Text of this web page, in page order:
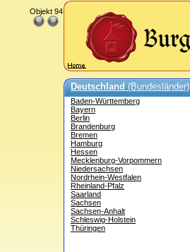
Deutschland(Bundesländer)
Baden-Württemberg
Bayern
Berlin
Brandenburg
Bremen
Hamburg
Hessen
Mecklenburg-Vorpommern
Niedersachsen
Nordrhein-Westfalen
Rheinland-Pfalz
Saarland
Sachsen
Sachsen-Anhalt
Schleswig-Holstein
Thüringen
Objekt 94